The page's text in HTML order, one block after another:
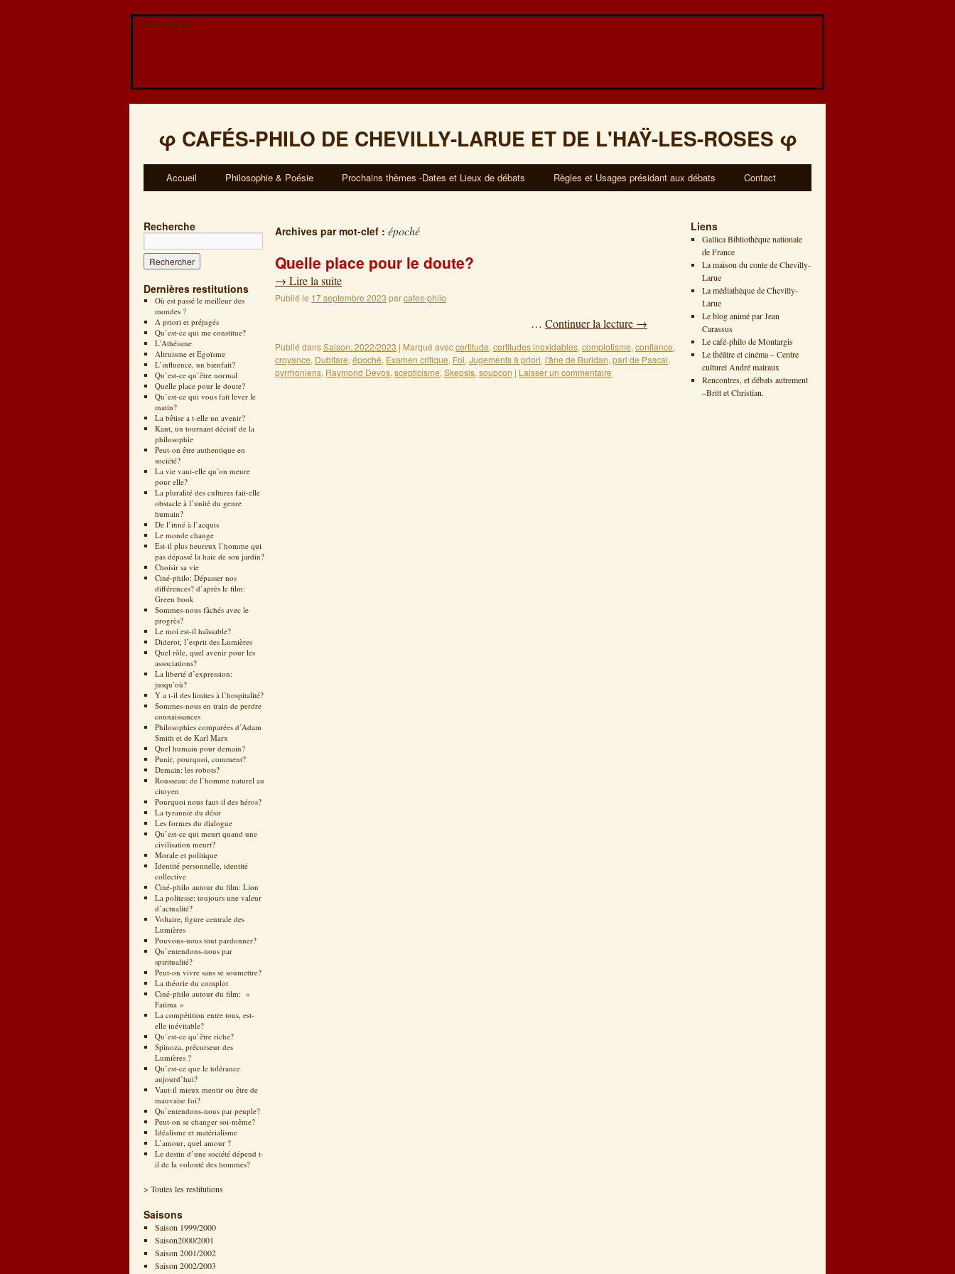
Veuillez patienter...
φ CAFÉS-PHILO DE CHEVILLY-LARUE ET DE L'HAŸ-LES-ROSES φ
Accueil Philosophie & Poésie Prochains thèmes -Dates et Lieux de débats Règles et Usages présidant aux débats Contact
Recherche
Dernières restitutions
Où est passé le meilleur des
mondes ?
A priori et préjugés
Qu’est-ce qui me constitue?
L’Athéisme
Altruisme et Egoïsme
L’influence, un bienfait?
Qu’est-ce qu’être normal
Quelle place pour le doute?
Qu’est-ce qui vous fait lever le
matin?
La bêtise a t-elle un avenir?
Kant, un tournant décisif de la
philosophie
Peut-on être authentique en
société?
La vie vaut-elle qu’on meure
pour elle?
La pluralité des cultures fait-elle
obstacle à l’unité du genre
humain?
De l’inné à l’acquis
Le monde change
Est-il plus heureux l’homme qui
pas dépassé la haie de son jardin?
Choisir sa vie
Ciné-philo: Dépasser nos
différences? d’après le film:
Green book
Sommes-nous fâchés avec le
progrès?
Le moi est-il haïssable?
Diderot, l’esprit des Lumières
Quel rôle, quel avenir pour les
associations?
La liberté d’expression:
jusqu’où?
Y a t-il des limites à l’hospitalité?
Sommes-nous en train de perdre
connaissances
Philosophies comparées d’Adam
Smith et de Karl Marx
Quel humain pour demain?
Punir, pourquoi, comment?
Demain: les robots?
Rousseau: de l’homme naturel au
citoyen
Pourquoi nous faut-il des héros?
La tyrannie du désir
Les formes du dialogue
Qu’est-ce qui meurt quand une
civilisation meurt?
Morale et politique
Identité personnelle, identité
collective
Ciné-philo autour du film: Lion
La politesse: toujours une valeur
d’actualité?
Voltaire, figure centrale des
Lumières
Pouvons-nous tout pardonner?
Qu’entendons-nous par
spiritualité?
Peut-on vivre sans se soumettre?
La théorie du complot
Ciné-philo autour du film: »
Fatima »
La compétition entre tous, est-
elle inévitable?
Qu’est-ce qu’être riche?
Spinoza, précurseur des
Lumières ?
Qu’est-ce que le tolérance
aujourd’hui?
Vaut-il mieux mentir ou être de
mauvaise foi?
Qu’entendons-nous par peuple?
Peut-on se changer soi-même?
Idéalisme et matérialisme
L’amour, quel amour ?
Le destin d’une société dépend t-
il de la volonté des hommes?
> Toutes les restitutions
Saisons
Saison 1999/2000
Saison2000/2001
Saison 2001/2002
Saison 2002/2003
Archives par mot-clef : époché
Quelle place pour le doute?
→ Lire la suite
Publié le 17 septembre 2023 parcafes-philo
… Continuer la lecture →
Publié dansSaison. 2022/2023 | Marqué aveccertitude, certitudes inoxidables, complotisme, confiance,
croyance, Dubitare, époché, Examen critique, Foi, Jugements à priori, l'âne de Buridan, pari de Pascal,
pyrrhoniens, Raymond Devos, scepticisme, Skepsis, soupçon | Laisser un commentaire
Liens
Gallica Bibliothèque nationale
de France
La maison du conte de Chevilly-
Larue
La médiathèque de Chevilly-
Larue
Le blog animé par Jean
Carassus
Le café-philo de Montargis
Le théâtre et cinéma – Centre
culturel André malraux
Rencontres, et débats autrement
–Britt et Christian.